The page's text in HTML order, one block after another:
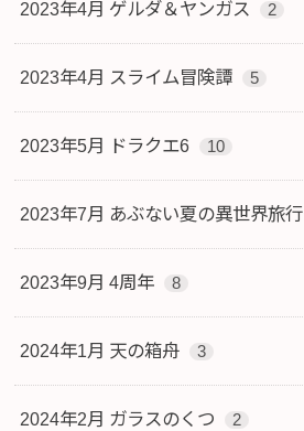
2023年4月 ゲルダ＆ヤンガス 2
2023年4月 スライム冒険譚 5
2023年5月 ドラクエ6 10
2023年7月 あぶない夏の異世界旅行
2023年9月 4周年 8
2024年1月 天の箱舟 3
2024年2月 ガラスのくつ 2